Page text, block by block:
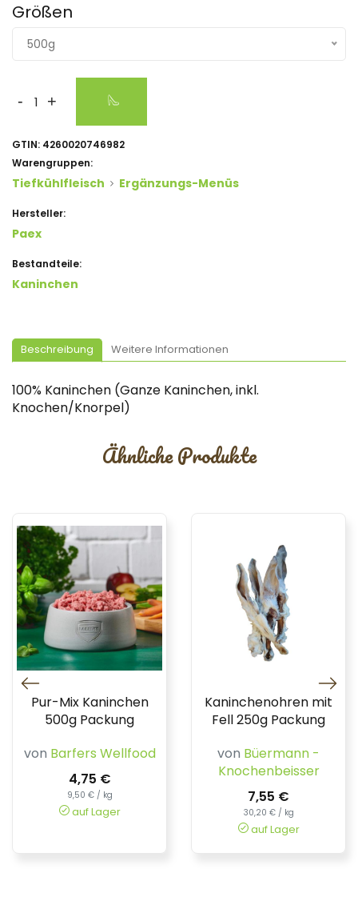
Größen
500g
- +
GTIN: 4260020746982
Warengruppen:
Tiefkühlfleisch Ergänzungs-Menüs
Hersteller:
Paex
Bestandteile:
Kaninchen
Beschreibung Weitere Informationen
100% Kaninchen (Ganze Kaninchen, inkl.
Knochen/Knorpel)
Ähnliche Produkte
Pur-Mix Kaninchen
500g Packung
von Barfers Wellfood
4,75 €
9,50 € / kg
auf Lager
Kaninchenohren mit
Fell 250g Packung
von Büermann -
Knochenbeisser
7,55 €
30,20 € / kg
auf Lager